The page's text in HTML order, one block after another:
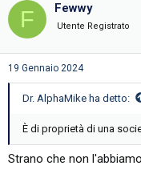
t
i
n
s
F Fewwy
Utente Registrato
19 Gennaio 2024
Dr. AlphaMike ha detto:
È di proprietà di una
Strano che non